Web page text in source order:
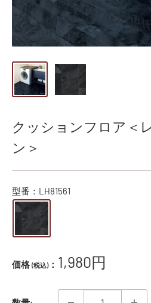
クッションフロア＜
ン＞
型番： LH81561
価格 (税込)： 販
価
1,980円